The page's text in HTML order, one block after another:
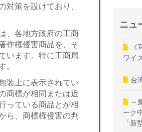
策を設けており、
、各地方政府の工商
作権侵害商品を、そ
います。特に工商局
装上に表示されてい
商標が相同または近
っている商品とが相
ら、商標権侵害の判
ニュ
《
ワイ
台
～
ーク
「新